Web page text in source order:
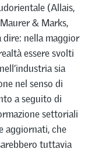
(Allais,
& Marks,
dire: nella maggior
essere svolti
sia
nel senso di
a seguito di
settoriali
aggiornati, che
tuttavia